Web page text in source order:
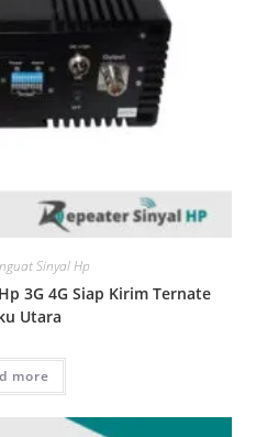
Sinyal Hp
3G 4G Siap Kirim Ternate
Utara
more